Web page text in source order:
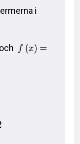
i
och f (x) =